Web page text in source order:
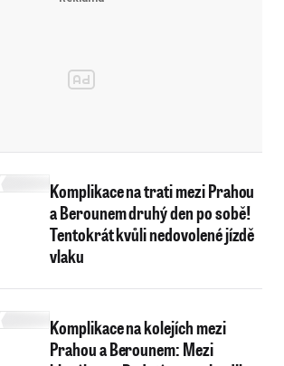
Komplikace na trati mezi Prahou
a Berounem druhý den po sobě!
Tentokrát kvůli nedovolené jízdě
vlaku
Komplikace na kolejích mezi
Prahou a Berounem: Mezi